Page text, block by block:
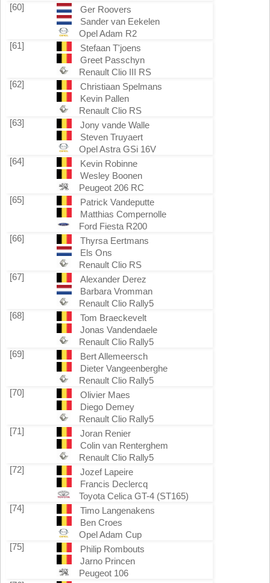
[60]
Ger Roovers
Sander van Eekelen
Opel Adam R2
[61]
Stefaan T'joens
Greet Passchyn
Renault Clio III RS
[62]
Christiaan Spelmans
Kevin Pallen
Renault Clio RS
[63]
Jony vande Walle
Steven Truyaert
Opel Astra GSi 16V
[64]
Kevin Robinne
Wesley Boonen
Peugeot 206 RC
[65]
Patrick Vandeputte
Matthias Compernolle
Ford Fiesta R200
[66]
Thyrsa Eertmans
Els Ons
Renault Clio RS
[67]
Alexander Derez
Barbara Vromman
Renault Clio Rally5
[68]
Tom Braeckevelt
Jonas Vandendaele
Renault Clio Rally5
[69]
Bert Allemeersch
Dieter Vangeenberghe
Renault Clio Rally5
[70]
Olivier Maes
Diego Demey
Renault Clio Rally5
[71]
Joran Renier
Colin van Renterghem
Renault Clio Rally5
[72]
Jozef Lapeire
Francis Declercq
Toyota Celica GT-4 (ST165)
[74]
Timo Langenakens
Ben Croes
Opel Adam Cup
[75]
Philip Rombouts
Jarno Princen
Peugeot 106